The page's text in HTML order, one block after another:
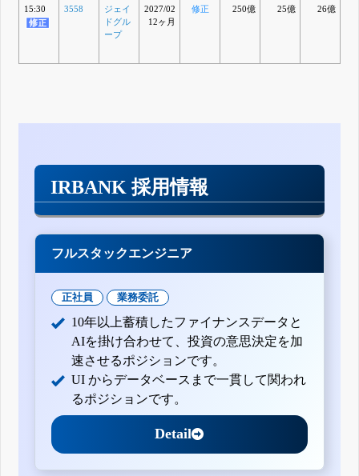
15:30 3558
ジェイ
ドグル
ープ
2027/02
12ヶ月
修正 250億 25億 26億
IRBANK 採用情報
フルスタックエンジニア
正社員 業務委託
10年以上蓄積したファイナンスデータと
AIを掛け合わせて、投資の意思決定を加
速させるポジションです。
UI からデータベースまで一貫して関われ
るポジションです。
Detail